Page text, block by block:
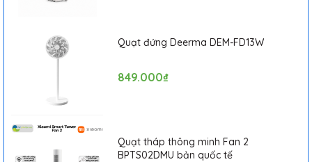
Quạt đứng Deerma DEM-FD13W
849.000₫
Quạt tháp thông minh Fan 2
BPTS02DMU bản quốc tế